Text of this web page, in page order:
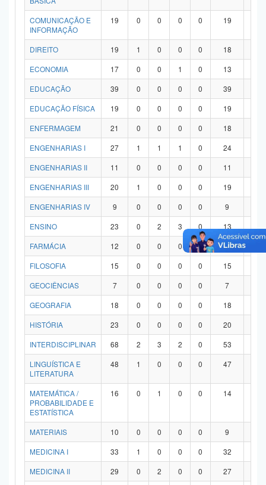
COMUNICAÇÃO E
INFORMAÇÃO
19 0 0 0 0 19
DIREITO 19 1 0 0 0 18
ECONOMIA
17 0 0 1 0 13
EDUCAÇÃO
39 0 0 0 0 39
EDUCAÇÃO FÍSICA
19 0 0 0 0 19
ENFERMAGEM
21 0 0 0 0 18
ENGENHARIAS I
27 1 1 1 0 24
ENGENHARIAS II
11 0 0 0 0 11
ENGENHARIAS III
20 1 0 0 0 19
ENGENHARIAS IV
9 0 0 0 0 9
ENSINO
23 0 2 3 0 13
FARMÁCIA
12 0 0 0 0 12
FILOSOFIA
15 0 0 0 0 15
GEOCIÊNCIAS
7 0 0 0 0 7
GEOGRAFIA
18 0 0 0 0 18
HISTÓRIA
23 0 0 0 0 20
INTERDISCIPLINAR
68 2 3 2 0 53
LINGUÍSTICA E
LITERATURA
48 1 0 0 0 47
MATEMÁTICA /
PROBABILIDADE E
ESTATÍSTICA
16 0 1 0 0 14
MATERIAIS 10 0 0 0 0 9
MEDICINA I
33 1 0 0 0 32
MEDICINA II
29 0 2 0 0 27